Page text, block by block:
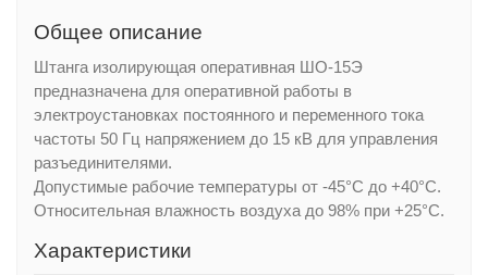
Общее описание
Штанга изолирующая оперативная ШО-15Э
предназначена для оперативной работы в
электроустановках постоянного и переменного тока
частоты 50 Гц напряжением до 15 кВ для управления
разъединителями.
Допустимые рабочие температуры от -45°С до +40°С.
Относительная влажность воздуха до 98% при +25°С.
Характеристики